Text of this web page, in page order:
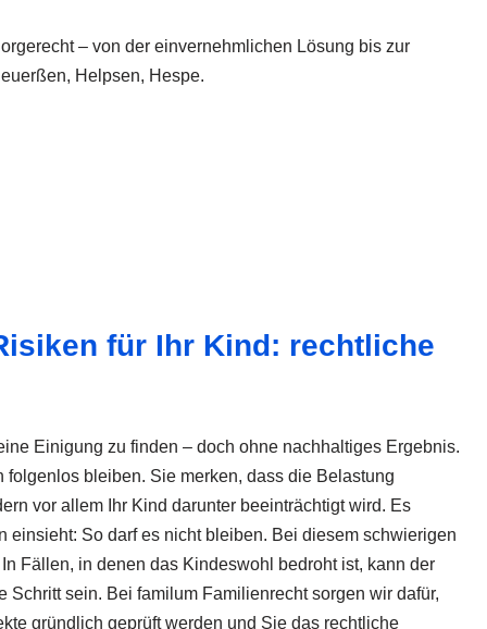
– von der einvernehmlichen Lösung bis zur
Helpsen, Hespe.
für Ihr Kind: rechtliche
Einigung zu finden – doch ohne nachhaltiges Ergebnis.
folgenlos bleiben. Sie merken, dass die Belastung
vor allem Ihr Kind darunter beeinträchtigt wird. Es
einsieht: So darf es nicht bleiben. Bei diesem schwierigen
Fällen, in denen das Kindeswohl bedroht ist, kann der
Schritt sein. Bei familum Familienrecht sorgen wir dafür,
gründlich geprüft werden und Sie das rechtliche